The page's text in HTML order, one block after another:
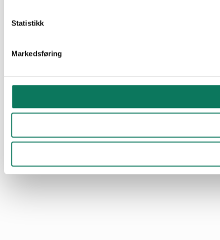
Statistikk
Markedsføring